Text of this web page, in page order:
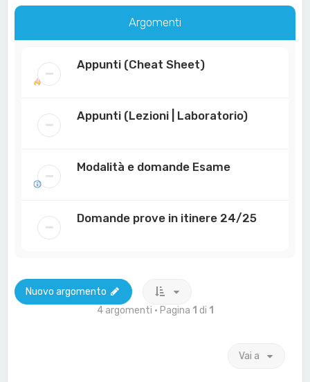
Argomenti
Appunti (Cheat Sheet)
Appunti (Lezioni | Laboratorio)
Modalità e domande Esame
Domande prove in itinere 24/25
Nuovo argomento
4 argomenti • Pagina 1 di 1
Vai a